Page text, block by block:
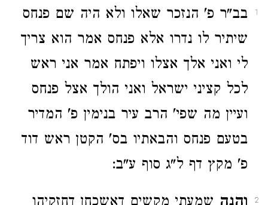
1
בב"ר פ' הנזכר שאלו ולא היה שם פנחס
שיתיר לו נדרו אלא פנחס אמר הוא צריך
לי ואני אלך אצלו ויפתח אמר אני ראש
לכל קציני ישראל ואני הולך אצל פנחס
ועיין מה שפי' הרב עיר בנימין פ' המדיר
בטעם פנחס והבאתיו בס' הקטן ראש דוד
פ' מקץ דף ל"ג סוף ע"ב:
2